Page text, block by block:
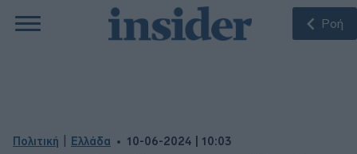
Ροή
Πολιτική Ελλάδα 10-06-2024 | 10:03